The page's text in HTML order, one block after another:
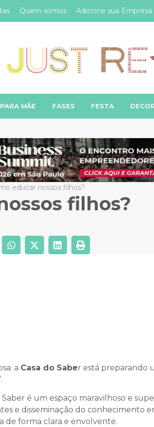
Quem somos Adicione sua Empresa
MÃE FASES FESTA
educar nossos filhos?
filhos?
a Casa do Saber está preparando
Saber é um espaço maravilhoso e
e disseminação do conhecimento
de forma clara e envolvente.